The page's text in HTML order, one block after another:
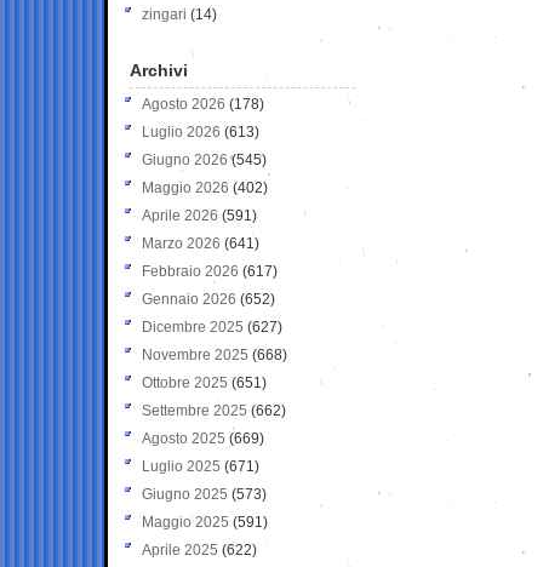
zingari (14)
Archivi
Agosto 2026 (178)
Luglio 2026 (613)
Giugno 2026 (545)
Maggio 2026 (402)
Aprile 2026 (591)
Marzo 2026 (641)
Febbraio 2026 (617)
Gennaio 2026 (652)
Dicembre 2025 (627)
Novembre 2025 (668)
Ottobre 2025 (651)
Settembre 2025 (662)
Agosto 2025 (669)
Luglio 2025 (671)
Giugno 2025 (573)
Maggio 2025 (591)
Aprile 2025 (622)